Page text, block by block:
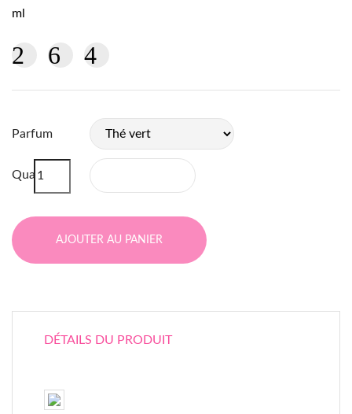
ml
Parfum
Quantité
AJOUTER AU PANIER
DÉTAILS DU PRODUIT